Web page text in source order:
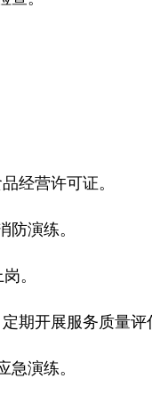
经营许可证。
防演练。
。
期开展服务质量评
急演练。